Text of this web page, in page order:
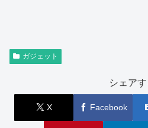
ガジェット
シェアす
X Facebook